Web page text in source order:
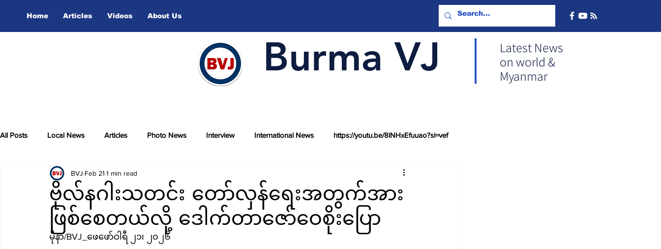
Home Articles Videos About Us
Burma VJ
Latest News
on world &
Myanmar
All Posts Local News Articles Photo News Interview International News https://youtu.be/8lNHxEfuuao?si=vef
Video
ဗိုလ်နဂါးသတင်း တော်လှန်ရေးအတွက်အား
ဖြစ်စေတယ်လို့ ဒေါက်တာဇော်ဝေစိုးပြော
BVJ Feb 21 1 min read
မိုနာ/BVJ_ဖေဖော်ဝါရီ ၂၁၊ ၂၀၂၆